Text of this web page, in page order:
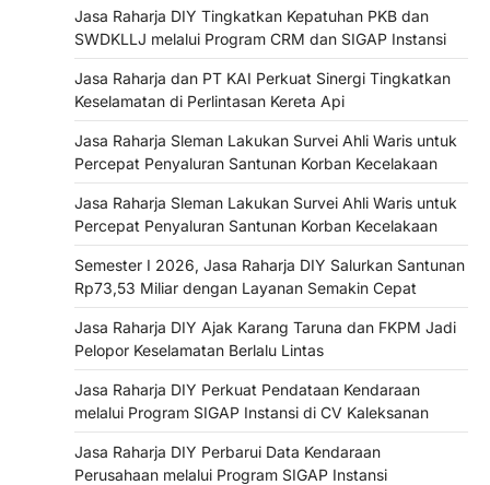
Jasa Raharja DIY Tingkatkan Kepatuhan PKB dan
SWDKLLJ melalui Program CRM dan SIGAP Instansi
Jasa Raharja dan PT KAI Perkuat Sinergi Tingkatkan
Keselamatan di Perlintasan Kereta Api
Jasa Raharja Sleman Lakukan Survei Ahli Waris untuk
Percepat Penyaluran Santunan Korban Kecelakaan
Jasa Raharja Sleman Lakukan Survei Ahli Waris untuk
Percepat Penyaluran Santunan Korban Kecelakaan
Semester I 2026, Jasa Raharja DIY Salurkan Santunan
Rp73,53 Miliar dengan Layanan Semakin Cepat
Jasa Raharja DIY Ajak Karang Taruna dan FKPM Jadi
Pelopor Keselamatan Berlalu Lintas
Jasa Raharja DIY Perkuat Pendataan Kendaraan
melalui Program SIGAP Instansi di CV Kaleksanan
Jasa Raharja DIY Perbarui Data Kendaraan
Perusahaan melalui Program SIGAP Instansi